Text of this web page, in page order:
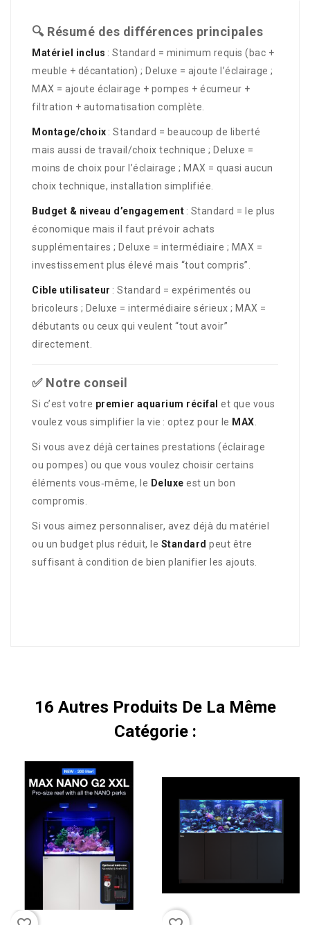
🔍 Résumé des différences principales
Matériel inclus : Standard = minimum requis (bac +
meuble + décantation) ; Deluxe = ajoute l’éclairage ;
MAX = ajoute éclairage + pompes + écumeur +
filtration + automatisation complète.
Montage/choix : Standard = beaucoup de liberté
mais aussi de travail/choix technique ; Deluxe =
moins de choix pour l’éclairage ; MAX = quasi aucun
choix technique, installation simplifiée.
Budget & niveau d’engagement : Standard = le plus
économique mais il faut prévoir achats
supplémentaires ; Deluxe = intermédiaire ; MAX =
investissement plus élevé mais “tout compris”.
Cible utilisateur : Standard = expérimentés ou
bricoleurs ; Deluxe = intermédiaire sérieux ; MAX =
débutants ou ceux qui veulent “tout avoir”
directement.
✅ Notre conseil
Si c’est votre premier aquarium récifal et que vous
voulez vous simplifier la vie : optez pour le MAX
Si vous avez déjà certaines prestations (éclairage
ou pompes) ou que vous voulez choisir certains
éléments vous‑même, le Deluxe est un bon
compromis.
Si vous aimez personnaliser, avez déjà du matériel
ou un budget plus réduit, le Standard peut être
suffisant à condition de bien planifier les ajouts.
16 Autres Produits De La Même
Catégorie :